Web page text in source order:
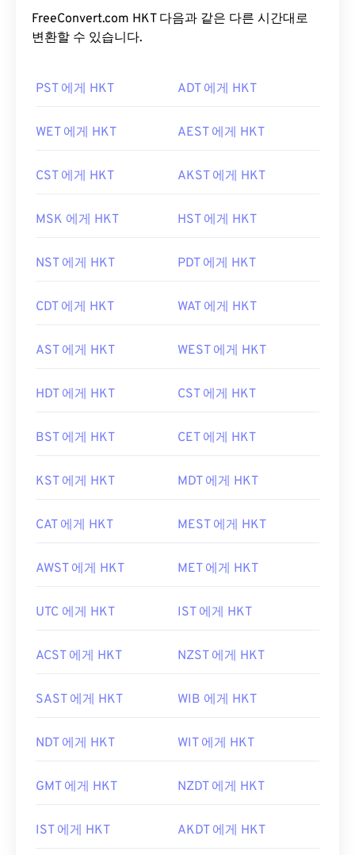
FreeConvert.com HKT 다음과 같은 다른 시간대로
변환할 수 있습니다.
PST 에게 HKT ADT 에게 HKT
WET 에게 HKT AEST 에게 HKT
CST 에게 HKT AKST 에게 HKT
MSK 에게 HKT HST 에게 HKT
NST 에게 HKT PDT 에게 HKT
CDT 에게 HKT WAT 에게 HKT
AST 에게 HKT WEST 에게 HKT
HDT 에게 HKT CST 에게 HKT
BST 에게 HKT CET 에게 HKT
KST 에게 HKT MDT 에게 HKT
CAT 에게 HKT MEST 에게 HKT
AWST 에게 HKT MET 에게 HKT
UTC 에게 HKT IST 에게 HKT
ACST 에게 HKT NZST 에게 HKT
SAST 에게 HKT WIB 에게 HKT
NDT 에게 HKT WIT 에게 HKT
GMT 에게 HKT NZDT 에게 HKT
IST 에게 HKT AKDT 에게 HKT